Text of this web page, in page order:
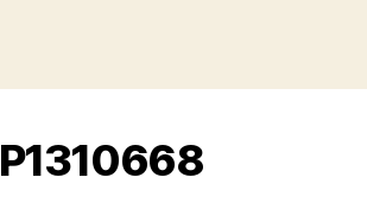
P1310668